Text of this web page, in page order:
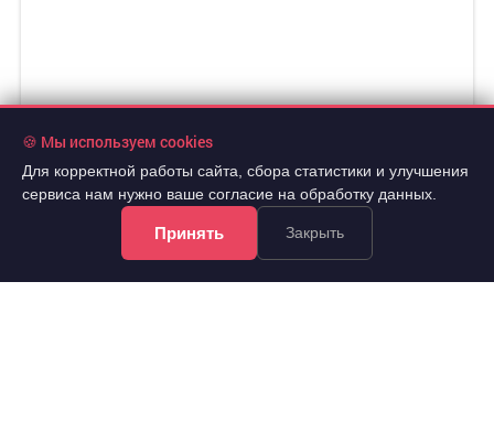
🍪 Мы используем cookies
Для корректной работы сайта, сбора статистики и улучшения
сервиса нам нужно ваше согласие на обработку данных.
Принять Закрыть